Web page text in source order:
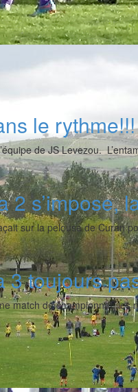
le rythme!!!
de JS Levezou.
2 s’impose,
sur la pelouse de Curan
3 toujours
de championnat, les